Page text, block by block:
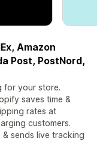
Amazon
Post, PostNord,
for your store.
saves time &
rates at
customers.
sends live tracking